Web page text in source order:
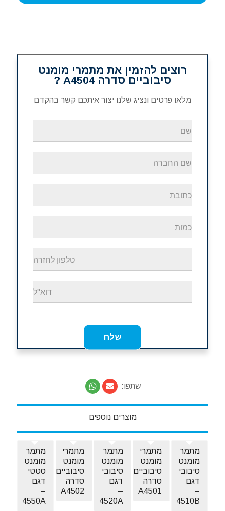
רוצים להזמין את מתמרי מומנט
סיבוביים סדרה A4504 ?
מלאו פרטים ונציג שלנו יצור איתכם קשר בהקדם
שתפו:
מוצרים נוספים
מתמר
מומנט
סיבובי
דגם
–
4510B
מתמרי
מומנט
סיבוביים
סדרה
A4501
מתמר
מומנט
סיבובי
דגם
–
4520A
מתמרי
מומנט
סיבוביים
סדרה
A4502
מתמר
מומנט
סטטי
דגם
–
4550A